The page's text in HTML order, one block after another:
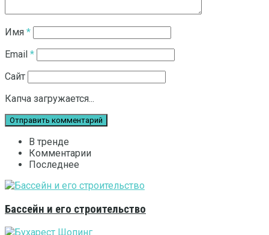
Имя *
Email *
Сайт
Капча загружается...
В тренде
Комментарии
Последнее
Бассейн и его строительство